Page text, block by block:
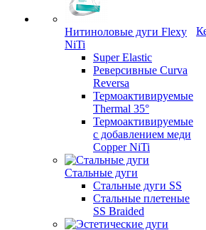
Нитиноловые дуги Flexy
NiTi
Super Elastic
Реверсивные Curva
Reversa
Термоактивируемые
Thermal 35°
Термоактивируемые
с добавлением меди
Copper NiTi
Стальные дуги
Стальные дуги SS
Стальные плетеные
SS Braided